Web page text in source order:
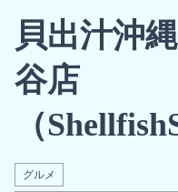
貝出汁沖
谷店
（
グルメ